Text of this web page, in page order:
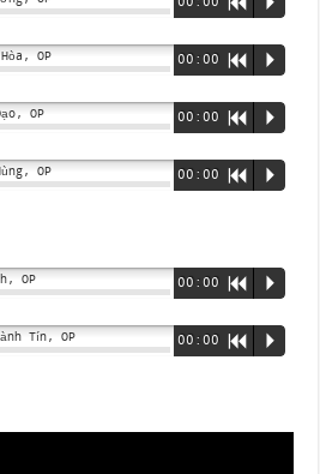
OP 00:00 R P
OP 00:00 R P
OP 00:00 R P
OP 00:00 R P
Tín, OP 00:00 R P